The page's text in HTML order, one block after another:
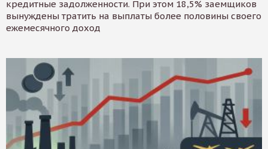
кредитные задолженности. При этом 18,5% заемщиков
вынуждены тратить на выплаты более половины своего
ежемесячного доход